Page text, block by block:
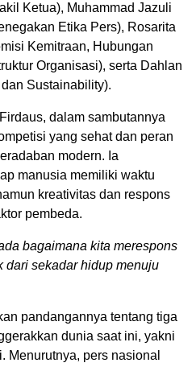
Ketua), Muhammad Jazuli
Etika Pers), Rosarita
Kemitraan, Hubungan
Organisasi), serta Dahlan
Sustainability).
dalam sambutannya
yang sehat dan peran
modern. Ia
manusia memiliki waktu
kreativitas dan respons
pembeda.
bagaimana kita merespons
dari sekadar hidup menuju
pandangannya tentang tiga
dunia saat ini, yakni
Menurutnya, pers nasional